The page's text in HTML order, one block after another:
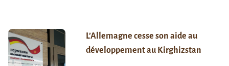
L’Allemagne cesse son aide au
développement au Kirghizstan